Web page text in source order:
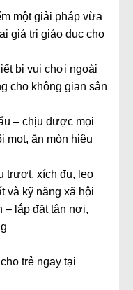
một giải pháp vừa
giá trị giáo dục cho
bị vui chơi ngoài
cho không gian sân
– chịu được mọi
mọt, ăn mòn hiệu
trượt, xích đu, leo
và kỹ năng xã hội
– lắp đặt tận nơi,
trẻ ngay tại